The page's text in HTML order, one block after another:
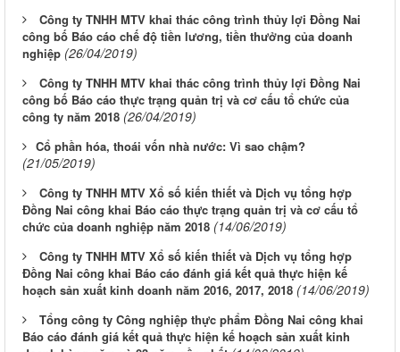
Công ty TNHH MTV khai thác công trình thủy lợi Đồng Nai
công bố Báo cáo chế độ tiền lương, tiền thưởng của doanh
nghiệp (26/04/2019)
Công ty TNHH MTV khai thác công trình thủy lợi Đồng Nai
công bố Báo cáo thực trạng quản trị và cơ cấu tổ chức của
công ty năm 2018 (26/04/2019)
​Cổ phần hóa, thoái vốn nhà nước: Vì sao chậm?
(21/05/2019)
Công ty TNHH MTV Xổ số kiến thiết và Dịch vụ tổng hợp
Đồng Nai công khai Báo cáo thực trạng quản trị và cơ cấu tổ
chức của doanh nghiệp năm 2018 (14/06/2019)
Công ty TNHH MTV Xổ số kiến thiết và Dịch vụ tổng hợp
Đồng Nai công khai Báo cáo đánh giá kết quả thực hiện kế
hoạch sản xuất kinh doanh năm 2016, 2017, 2018 (14/06/2019)
Tổng công ty Công nghiệp thực phẩm Đồng Nai công khai
Báo cáo đánh giá kết quả thực hiện kế hoạch sản xuất kinh